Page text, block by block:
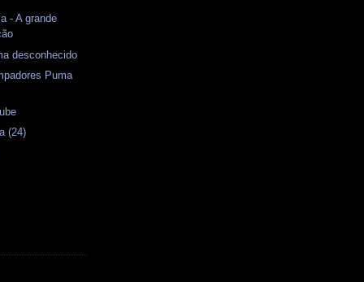
- A grande
desconhecido
Puma
(24)